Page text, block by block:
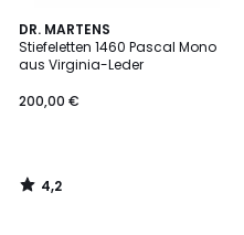
DR. MARTENS
Stiefeletten 1460 Pascal Mono
aus Virginia-Leder
200,00 €
4,2
/ 5
4,2
/